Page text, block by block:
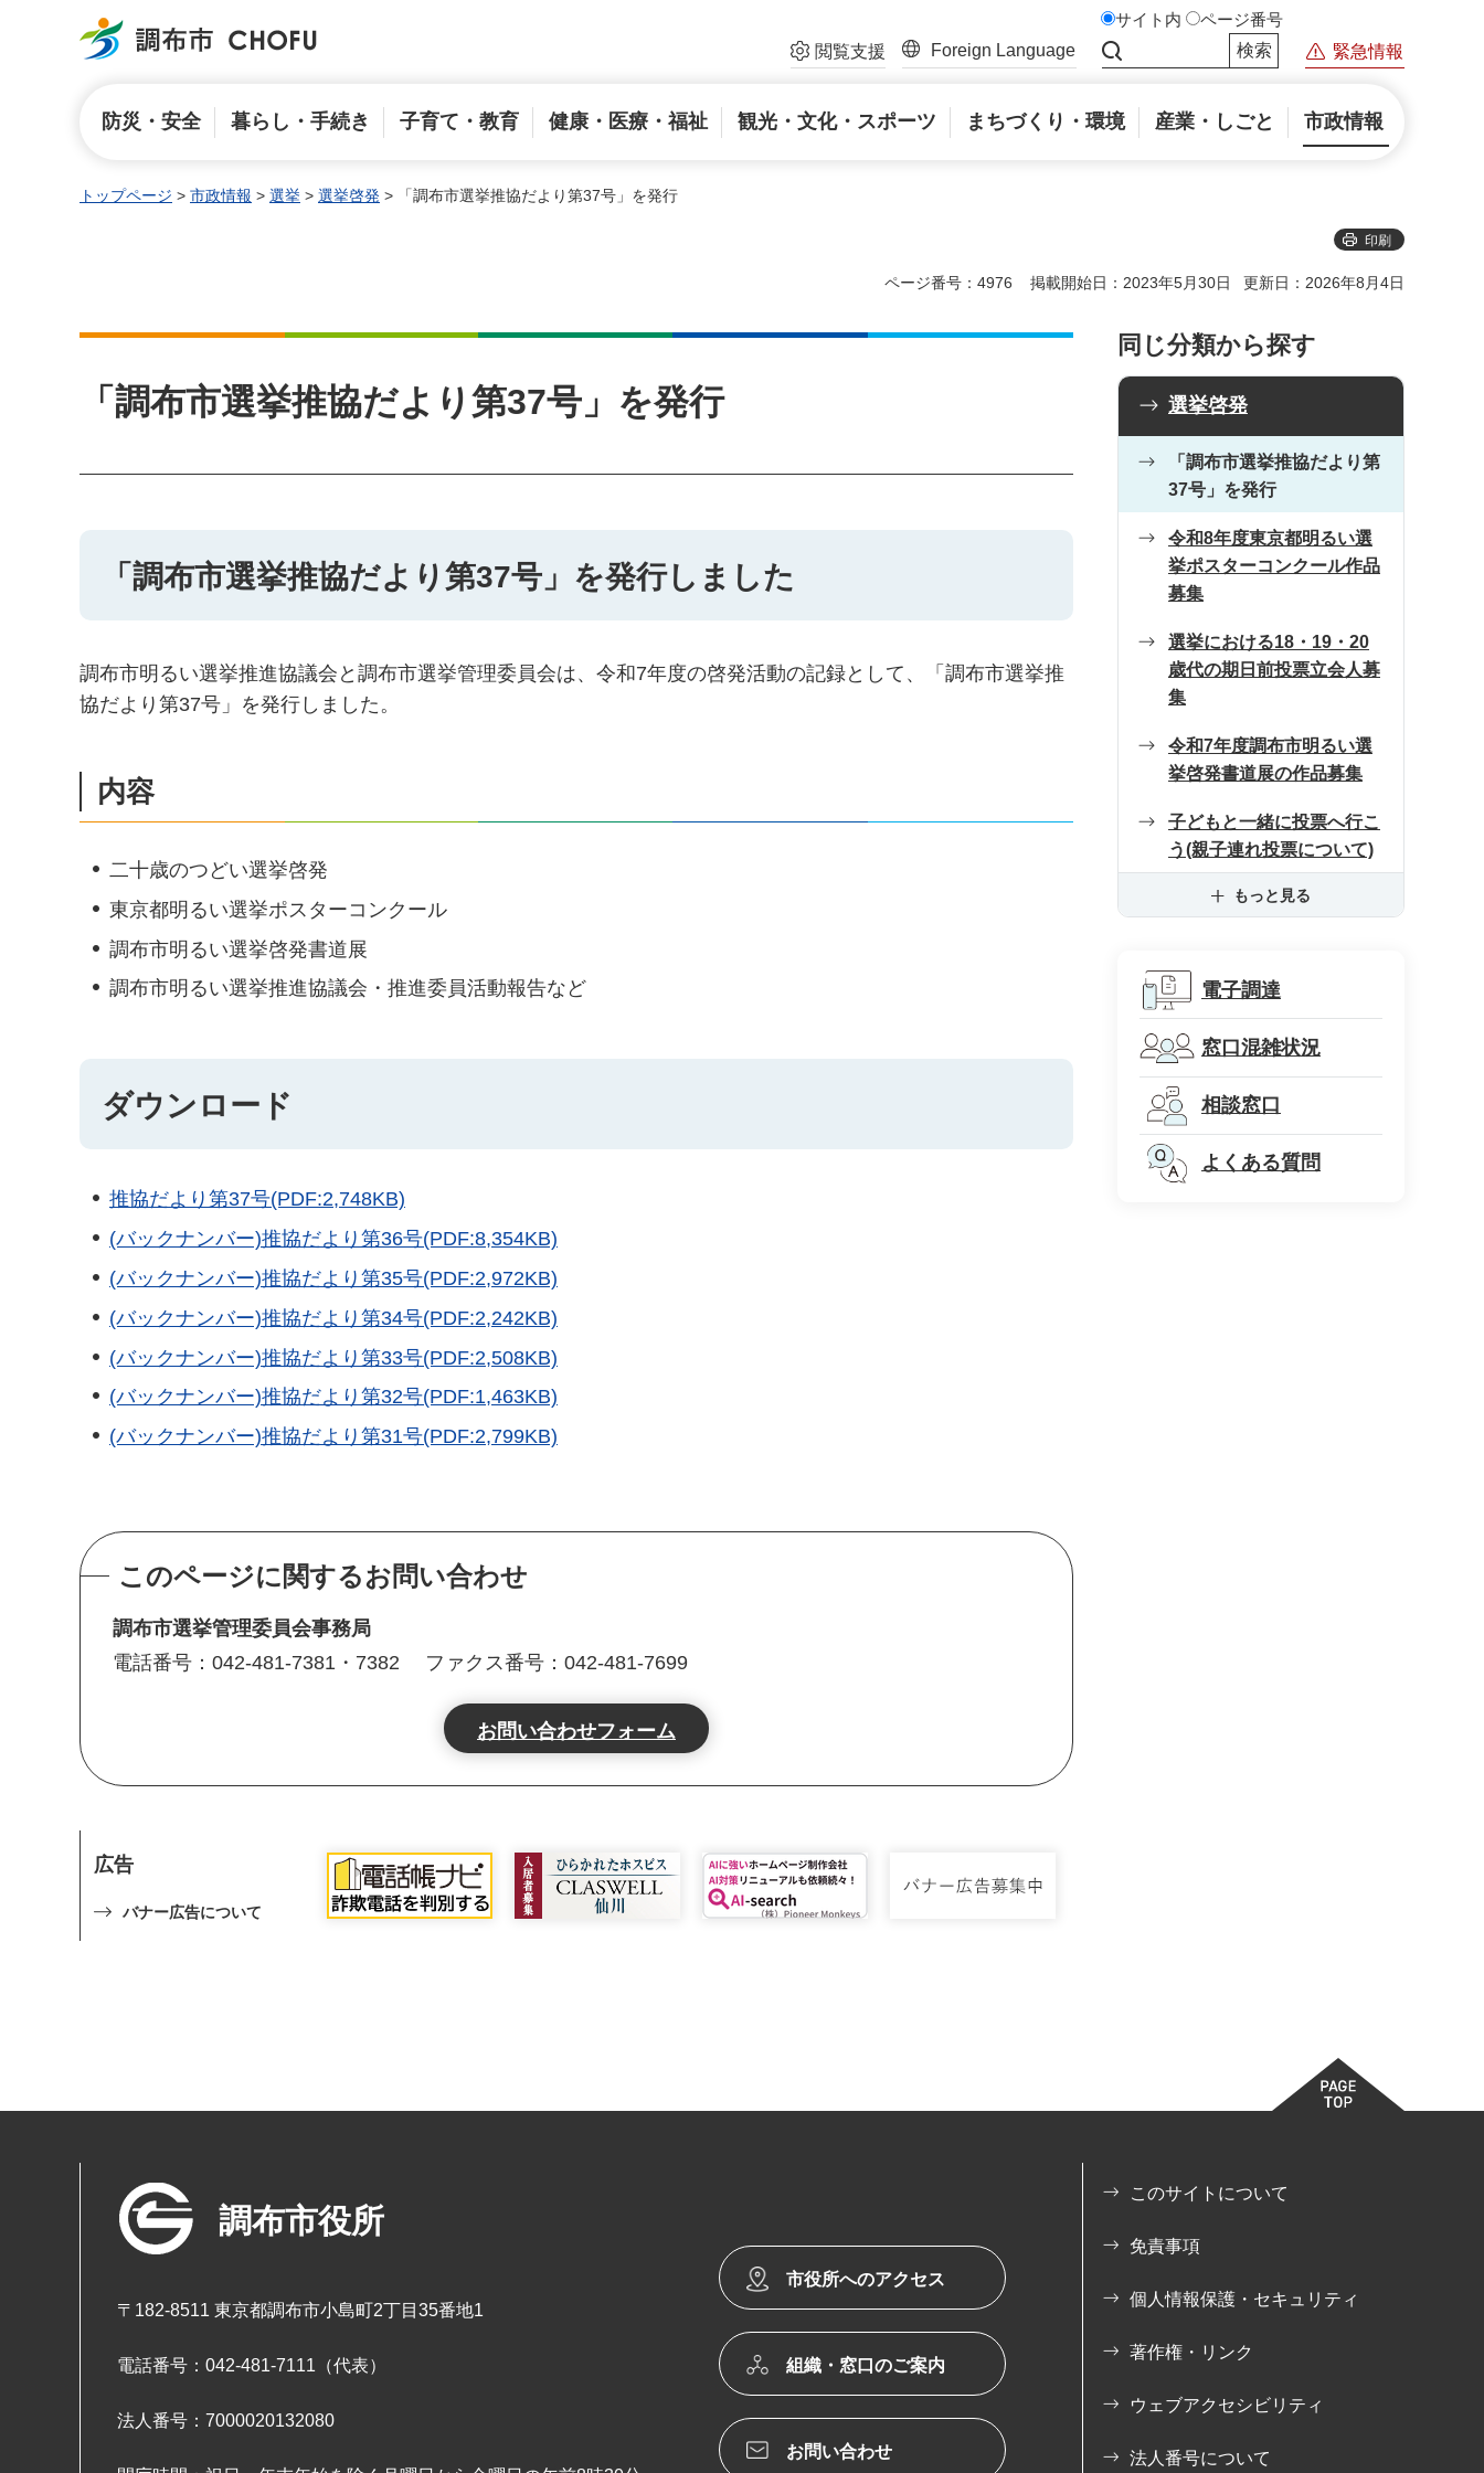
調布市 閲覧支援 Foreign Language
サイト内 ページ番号
緊急情報
防災・安全 暮らし・手続き 子育て・教育 健康・医療・福祉 観光・文化・スポーツ まちづくり・環境 産業・しごと 市政情報
トップページ > 市政情報 > 選挙 > 選挙啓発 > 「調布市選挙推協だより第37号」を発行
印刷
ページ番号：4976 掲載開始日：2023年5月30日 更新日：2026年8月4日
「調布市選挙推協だより第37号」を発行
「調布市選挙推協だより第37号」を発行しました
調布市明るい選挙推進協議会と調布市選挙管理委員会は、令和7年度の啓発活動の記録として、「調布市選挙推
協だより第37号」を発行しました。
内容
二十歳のつどい選挙啓発
東京都明るい選挙ポスターコンクール
調布市明るい選挙啓発書道展
調布市明るい選挙推進協議会・推進委員活動報告など
ダウンロード
推協だより第37号(PDF:2,748KB)
(バックナンバー)推協だより第36号(PDF:8,354KB)
(バックナンバー)推協だより第35号(PDF:2,972KB)
(バックナンバー)推協だより第34号(PDF:2,242KB)
(バックナンバー)推協だより第33号(PDF:2,508KB)
(バックナンバー)推協だより第32号(PDF:1,463KB)
(バックナンバー)推協だより第31号(PDF:2,799KB)
このページに関するお問い合わせ
調布市選挙管理委員会事務局
電話番号：042-481-7381・7382
ファクス番号：042-481-7699
広告
バナー広告について
同じ分類から探す
選挙啓発
「調布市選挙推協だより第
37号」を発行
令和8年度東京都明るい選
挙ポスターコンクール作品
募集
選挙における18・19・20
歳代の期日前投票立会人募
集
令和7年度調布市明るい選
挙啓発書道展の作品募集
子どもと一緒に投票へ行こ
う(親子連れ投票について)
もっと見る
電子調達
窓口混雑状況
相談窓口
よくある質問
調布市役所
〒182-8511 東京都調布市小島町2丁目35番地1
電話番号：042-481-7111（代表）
法人番号：7000020132080
市役所へのアクセス
組織・窓口のご案内
お問い合わせ
このサイトについて
免責事項
個人情報保護・セキュリティ
著作権・リンク
ウェブアクセシビリティ
法人番号について